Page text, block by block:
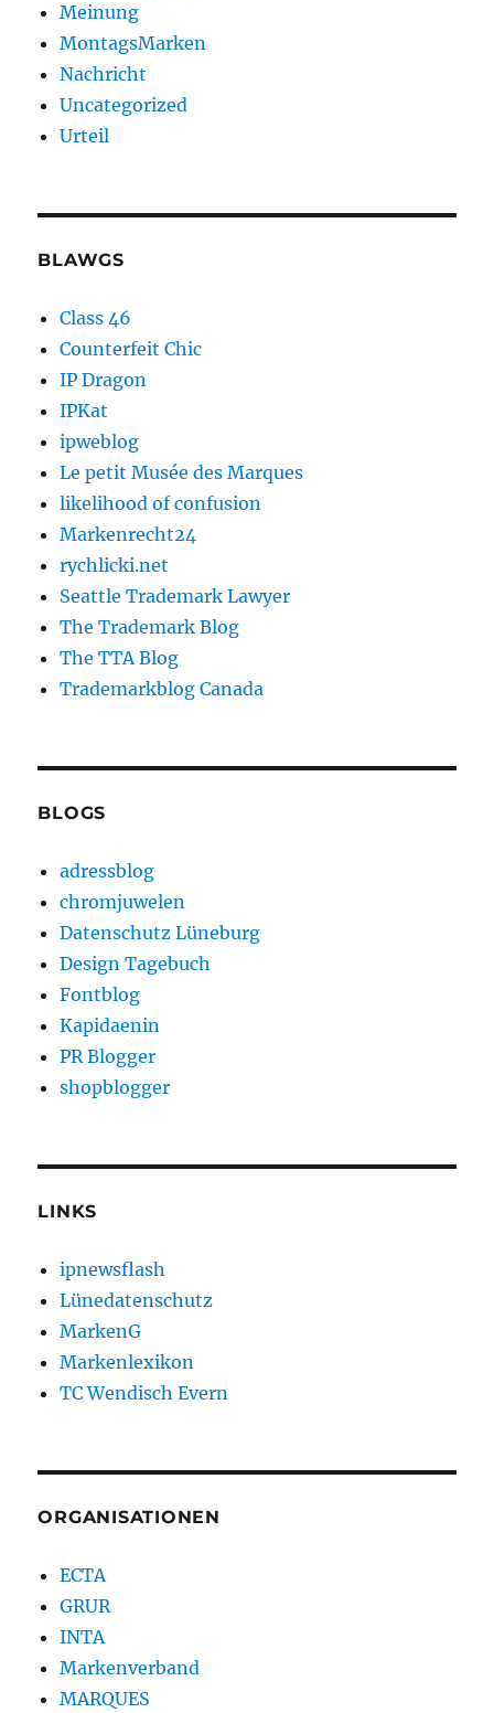
Meinung
MontagsMarken
Nachricht
Uncategorized
Urteil
BLAWGS
Class 46
Counterfeit Chic
IP Dragon
IPKat
ipweblog
Le petit Musée des Marques
likelihood of confusion
Markenrecht24
rychlicki.net
Seattle Trademark Lawyer
The Trademark Blog
The TTA Blog
Trademarkblog Canada
BLOGS
adressblog
chromjuwelen
Datenschutz Lüneburg
Design Tagebuch
Fontblog
Kapidaenin
PR Blogger
shopblogger
LINKS
ipnewsflash
Lünedatenschutz
MarkenG
Markenlexikon
TC Wendisch Evern
ORGANISATIONEN
ECTA
GRUR
INTA
Markenverband
MARQUES